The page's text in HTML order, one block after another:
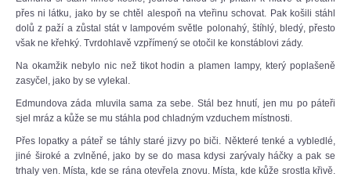
přes ni látku, jako by se chtěl alespoň na vteřinu schovat. Pak košili stáhl
dolů z paží a zůstal stát v lampovém světle polonahý, štíhlý, bledý, přesto
však ne křehký. Tvrdohlavě vzpřímený se otočil ke konstáblovi zády.
Na okamžik nebylo nic než tikot hodin a plamen lampy, který poplašeně
zasyčel, jako by se vylekal.
Edmundova záda mluvila sama za sebe. Stál bez hnutí, jen mu po páteři
sjel mráz a kůže se mu stáhla pod chladným vzduchem místnosti.
Přes lopatky a páteř se táhly staré jizvy po biči. Některé tenké a vybledlé,
jiné široké a zvlněné, jako by se do masa kdysi zarývaly háčky a pak se
trhaly ven. Místa, kde se rána otevřela znovu. Místa, kde kůže srostla křivě.